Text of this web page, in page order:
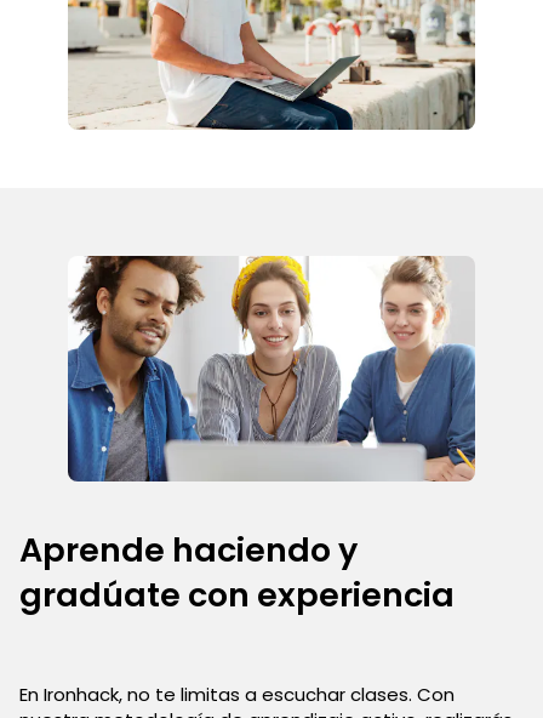
Aprende haciendo y
gradúate con experiencia
En Ironhack, no te limitas a escuchar clases. Con